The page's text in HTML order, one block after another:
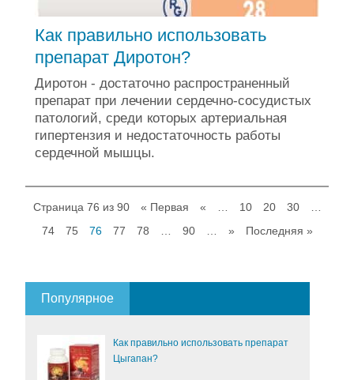
Как правильно использовать
препарат Диротон?
Диротон - достаточно распространенный
препарат при лечении сердечно-сосудистых
патологий, среди которых артериальная
гипертензия и недостаточность работы
сердечной мышцы.
Страница 76 из 90 « Первая « 10 20 30
74
75 76 77 78 90 » Последняя »
Популярное
Как правильно использовать препарат
Цыгапан?